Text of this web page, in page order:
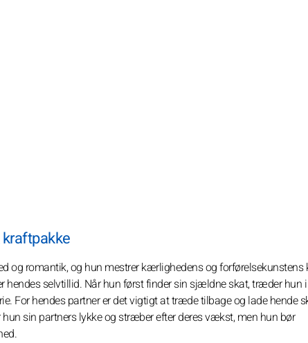
og romantik, og hun mestrer kærlighedens og forførelsekunstens
selvtillid. Når hun først finder sin sjældne skat, træder hun
For hendes partner er det vigtigt at træde tilbage og lade hende
sin partners lykke og stræber efter deres vækst, men hun bør